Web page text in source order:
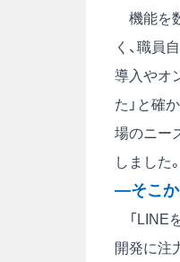
機能を
く、職員
導入やオ
た」と確
場のニー
しました。
―そこか
「LINE
開発に注